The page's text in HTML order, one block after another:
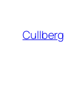
innehåll
Cullberg